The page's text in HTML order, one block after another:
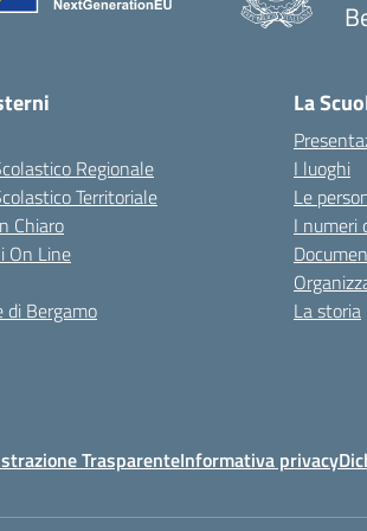
Regionale
Territoriale
Chiaro
On Line
di Bergamo
La
I luoghi
Le
I numeri
La storia
TrasparenteInformativa privacy